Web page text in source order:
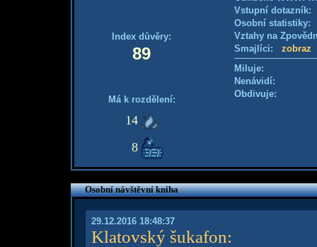
Index důvěry:
89
Má k rozdělení:
14
8
Vstupní
Osobní
Vztahy na
Smajlíci: zobraz
Miluje:
Nenávidí:
Obdivuje:
Osobní návštěvní kniha
29.12.2016 18:48:37
Klatovský šukafon: